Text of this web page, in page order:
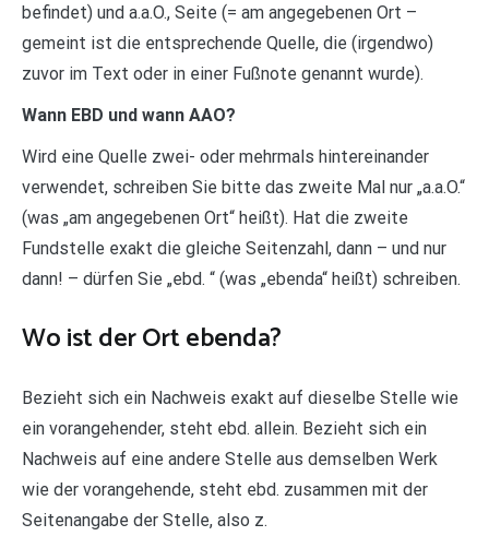
befindet) und a.a.O., Seite (= am angegebenen Ort –
gemeint ist die entsprechende Quelle, die (irgendwo)
zuvor im Text oder in einer Fußnote genannt wurde).
Wann EBD und wann AAO?
Wird eine Quelle zwei- oder mehrmals hintereinander
verwendet, schreiben Sie bitte das zweite Mal nur „a.a.O.“
(was „am angegebenen Ort“ heißt). Hat die zweite
Fundstelle exakt die gleiche Seitenzahl, dann – und nur
dann! – dürfen Sie „ebd. “ (was „ebenda“ heißt) schreiben.
Wo ist der Ort ebenda?
Bezieht sich ein Nachweis exakt auf dieselbe Stelle wie
ein vorangehender, steht ebd. allein. Bezieht sich ein
Nachweis auf eine andere Stelle aus demselben Werk
wie der vorangehende, steht ebd. zusammen mit der
Seitenangabe der Stelle, also z.